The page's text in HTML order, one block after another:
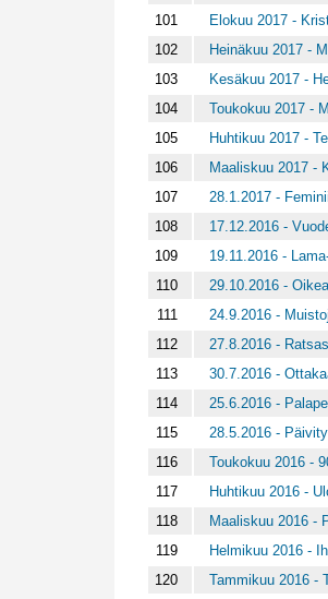
101
Elokuu 2017 -
102
Heinäkuu 2017 -
103
Kesäkuu 2017 -
104
Toukokuu 2017 -
105
Huhtikuu 2017 -
106
Maaliskuu 2017 -
107
28.1.2017 -
108
17.12.2016 -
109
19.11.2016 -
110
29.10.2016 -
111
24.9.2016 -
112
27.8.2016 -
113
30.7.2016 -
114
25.6.2016 -
115
28.5.2016 -
116
Toukokuu 2016 -
117
Huhtikuu 2016 -
118
Maaliskuu 2016 -
119
Helmikuu 2016 -
120
Tammikuu 2016 -